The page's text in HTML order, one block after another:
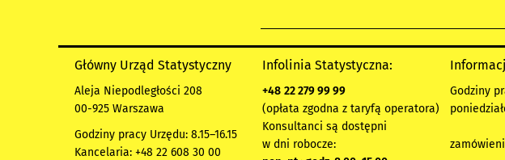
Główny Urząd Statystyczny
Aleja Niepodległości 208
00-925 Warszawa
Godziny pracy Urzędu: 8.15–16.15
Kancelaria: +48 22 608 30 00
Infolinia Statystyczna:
+48 22 279 99 99
(opłata zgodna z taryfą operatora)
Konsultanci są dostępni
w dni robocze:
Godziny